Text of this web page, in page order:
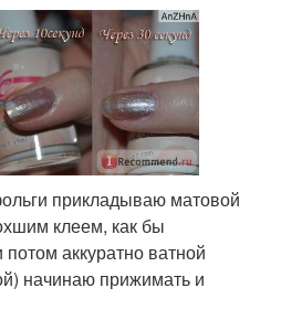
прикладываю матовой
клеем, как бы
аккуратно ватной
начинаю прижимать и